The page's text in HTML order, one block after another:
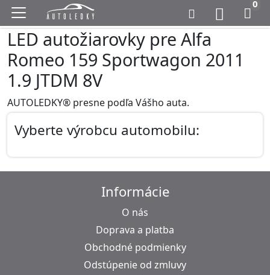
0
LED autožiarovky pre Alfa
Romeo 159 Sportwagon 2011
1.9 JTDM 8V
AUTOLEDKY® presne podľa Vášho auta.
Vyberte výrobcu automobilu:
Informácie
O nás
Doprava a platba
Obchodné podmienky
Odstúpenie od zmluvy